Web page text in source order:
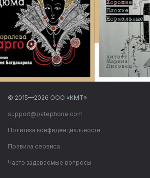
© 2015—2026 ООО «КМТ»
support@patephone.com
Политика конфиденциальности
Правила сервиса
Часто задаваемые вопросы